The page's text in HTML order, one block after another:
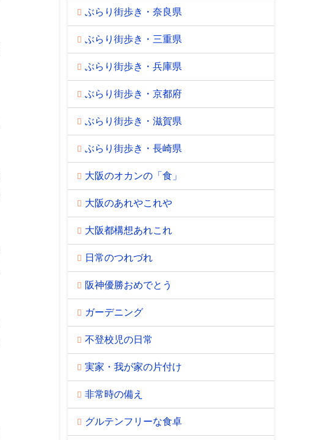
ぶらり街歩き・奈良県
ぶらり街歩き・三重県
ぶらり街歩き・兵庫県
ぶらり街歩き・京都府
ぶらり街歩き・滋賀県
ぶらり街歩き・長崎県
大阪のオカンの「食」
大阪のあれやこれや
大阪都構想あれこれ
日常のつれづれ
阪神優勝おめでとう
ガーデニング
不登校児の日常
実家・我が家の片付け
非常時の備え
グルテンフリーな食卓